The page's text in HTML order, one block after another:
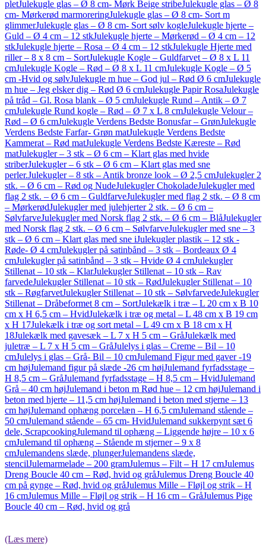
pletJulekugle glas – Ø 8 cm- Mørk Beige stribeJulekugle glas – Ø 8
cm- Mørkerød marmoreringJulekugle glas – Ø 8 cm- Sort m
glimmerJulekugle glas – Ø 8 cm- Sort sølv kogleJulekugle hjerte –
Guld – Ø 4 cm – 12 stkJulekugle hjerte – Mørkerød – Ø 4 cm – 12
stkJulekugle hjerte – Rosa – Ø 4 cm – 12 stkJulekugle Hjerte med
riller – 8 x 8 cm – SortJulekugle Kogle – Guldfarvet – Ø 8 x L 11
cmJulekugle Kogle – Rød – Ø 8 x L 11 cmJulekugle Kogle – Ø 5
cm -Hvid og sølvJulekugle m hue – God jul – Rød Ø 6 cmJulekugle
m hue – Jeg elsker dig – Rød Ø 6 cmJulekugle Papir RosaJulekugle
på tråd – Gl. Rosa blank – Ø 5 cmJulekugle Rund – Antik – Ø 7
cmJulekugle Rund kogle – Rød – Ø 7 x L 8 cmJulekugle Velour –
Rød – Ø 6 cmJulekugle Verdens Bedste Bonusfar – GrønJulekugle
Verdens Bedste Farfar- Grøn matJulekugle Verdens Bedste
Kammerat – Rød matJulekugle Verdens Bedste Kæreste – Rød
matJulekugler – 3 stk – Ø 6 cm – Klart glas med hvide
striberJulekugler – 6 stk – Ø 6 cm – Klart glas med sne
perler.Julekugler – 8 stk – Antik bronze look – Ø 2,5 cmJulekugler 2
stk. – Ø 6 cm – Rød og NudeJulekugler ChokoladeJulekugler med
flag 2 stk. – Ø 6 cm – GuldfarveJulekugler med flag 2 stk. – Ø 8 cm
– MørkerødJulekugler med julehjerter 2 stk. – Ø 6 cm –
SølvfarveJulekugler med Norsk flag 2 stk. – Ø 6 cm – BlåJulekugler
med Norsk flag 2 stk. – Ø 6 cm – SølvfarveJulekugler med sne – 3
stk – Ø 6 cm – Klart glas med sne iJulekugler plastik – 12 stk -
Røde- Ø 4 cmJulekugler på satinbånd – 3 stk – Bordeaux Ø 4
cmJulekugler på satinbånd – 3 stk – Hvide Ø 4 cmJulekugler
Stillenat – 10 stk – KlarJulekugler Stillenat – 10 stk – Rav
farvedeJulekugler Stillenat – 10 stk – RødJulekugler Stillenat – 10
stk – RøgfarvetJulekugler Stillenat – 10 stk – SølvfarvedeJulekugler
Stillenat – Dråbeformet 8 cm – SortJulekælk i træ – L 20 cm x B 10
cm x H 6,5 cm – HvidJulekælk i træ og metal – L 48 cm x B 19 cm
x H 17Julekælk i træ og sort metal – L 49 cm x B 18 cm x H
18Julekælk med gavesæk – L 7 x H 5 cm – GråJulekælk med
juletræ – L 7 x H 5 cm – GråJulelys i glas – Creme – Bil – 10
cmJulelys i glas – Grå- Bil – 10 cmJulemand Figur med gaver -19
cm højJulemand figur på slæde -26 cm højJulemand fyrfadsstage –
H 8,5 cm – GråJulemand fyrfadsstage – H 8,5 cm – HvidJulemand
Grå – 40 cm højJulemand i beton m Rød hue – 12 cm højJulemand i
beton med hjerte – 11,5 cm højJulemand i beton med stjerne – 13
cm højJulemand ophæng porcelæn – H 6,5 cmJulemand stående –
50 cmJulemand stående – 65 cm- HvidJulemand sukkerpynt sæt 6
dele, ScrapcookingJulemand til ophæng – Liggende højre – 10 x 6
cmJulemand til ophæng – Stående m stjerner – 9 x 8
cmJulemandens slæde, plungerJulemandens slæde,
stencilJulemarmelade – 200 gramJulemus – Filt – H 17 cmJulemus
Dreng Boucle 40 cm – Rød, hvid og gråJulemus Dreng Boucle 40
cm på gynge – Rød, hvid og gråJulemus Mille – Fløjl og strik – H
16 cmJulemus Mille – Fløjl og strik – H 16 cm – GråJulemus Pige
Boucle 40 cm – Rød, hvid og grå
(Læs mere)